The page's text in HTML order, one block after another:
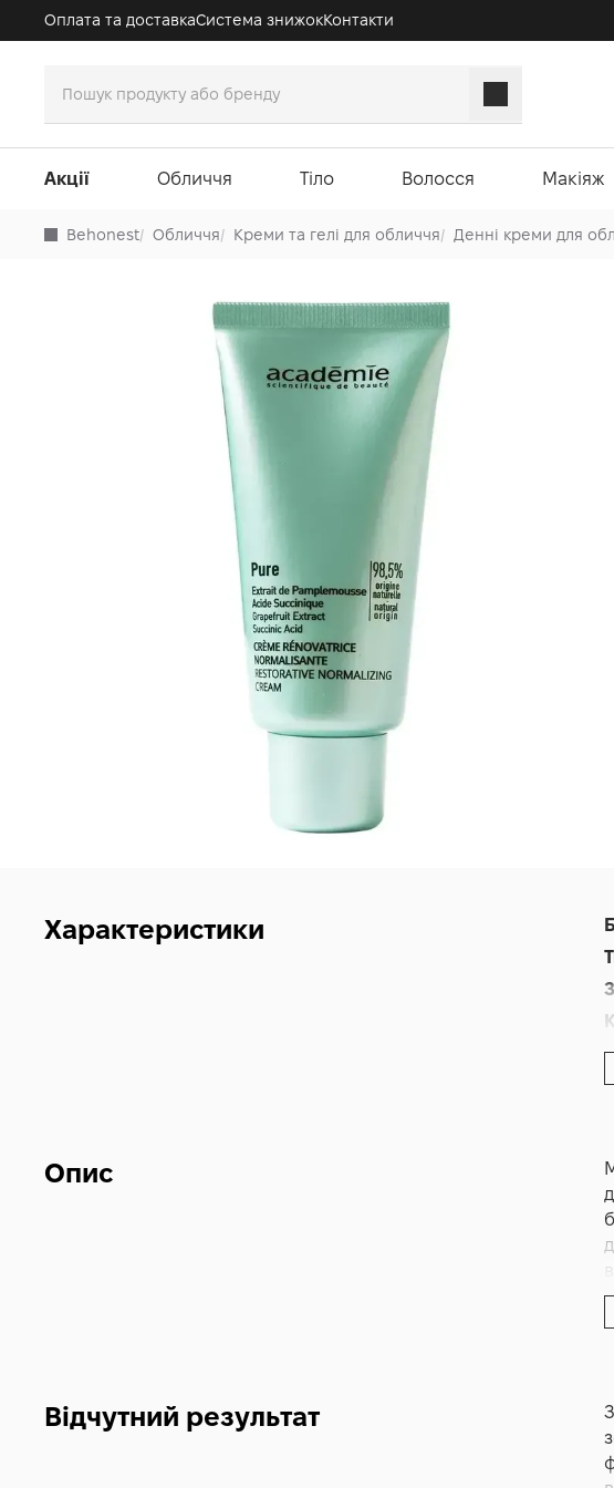
Оплата та доставкаСистема знижокКонтакти
Акції Обличчя Тіло Волосся Макіяж
Behonest/ Обличчя/ Креми та гелі для обличчя/ Денні креми для
Характеристики
Опис
Відчутний результат